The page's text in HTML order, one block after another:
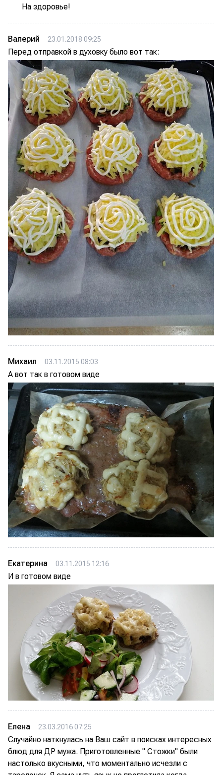
На здоровье!
Валерий 23.01.2018 09:25
Перед отправкой в духовку было вот так:
Михаил 03.11.2015 08:03
А вот так в готовом виде
Екатерина 03.11.2015 12:16
И в готовом виде
Елена 23.03.2016 07:25
Случайно наткнулась на Ваш сайт в поисках интересных
блюд для ДР мужа. Приготовленные " Стожки" были
настолько вкусными, что моментально исчезли с